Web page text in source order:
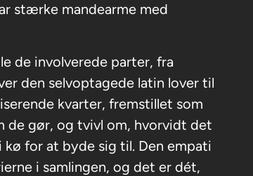
stærke mandearme med
de involverede parter, fra
den selvoptagede latin lover til
kvarter, fremstillet som
de gør, og tvivl om, hvorvidt det
kø for at byde sig til. Den empati
i samlingen, og det er dét,